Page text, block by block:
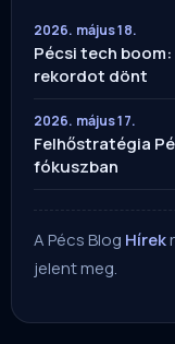
2026. május 18.
Pécsi tech
rekordot dönt
2026. május 17.
Felhőstratégia
fókuszban
A Pécs Blog Hírek
jelent meg.